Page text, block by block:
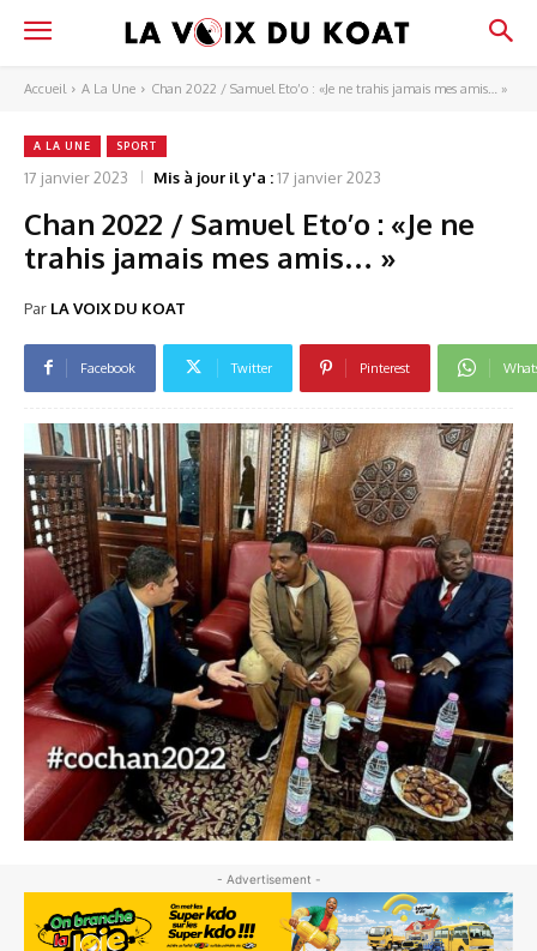
Accueil A La Une Chan 2022 / Samuel Eto’o : «Je ne trahis jamais mes amis… »
A LA UNE SPORT
17 janvier 2023 Mis à jour il y'a :17 janvier 2023
Chan 2022 / Samuel Eto’o : «Je ne
trahis jamais mes amis… »
Par LA VOIX DU KOAT
Facebook Twitter Pinterest
- Advertisement -